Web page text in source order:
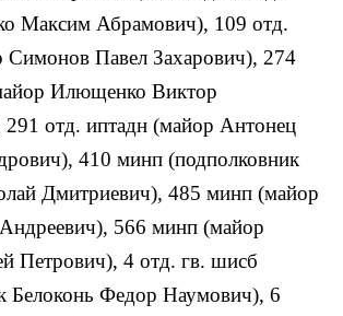
Максим Абрамович), 109 отд.
Симонов Павел Захарович), 274
Илющенко Виктор
291 отд. иптадн (майор Антонец
410 минп (подполковник
Дмитриевич), 485 минп (майор
566 минп (майор
Петрович), 4 отд. гв. шисб
Белоконь Федор Наумович), 6